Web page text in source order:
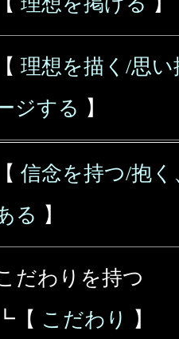
【 理想を描く/思い
ジする 】
【 信念を持つ/抱
る 】
だわりを持つ
┗【 こだわり
】